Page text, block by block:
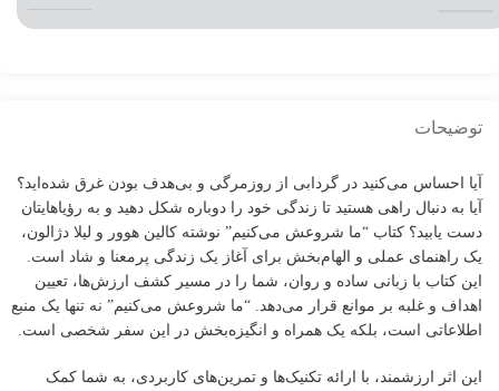
توضیحات
آیا احساس می‌کنید در گردابی از روزمرگی و بی‌هدف بودن غرق شده‌اید؟
آیا به دنبال راهی هستید تا زندگی خود را دوباره شکل دهید و به رؤیاهایتان
دست یابید؟ کتاب “ما شروعش می‌کنیم” نوشته کالین هوور و لیلا دژالون،
یک راهنمای عملی و الهام‌بخش برای آغاز یک زندگی پرمعنا و شاد است.
این کتاب با زبانی ساده و روان، شما را در مسیر کشف ارزش‌ها، تعیین
اهداف و غلبه بر موانع قرار می‌دهد. “ما شروعش می‌کنیم” نه تنها یک منبع
اطلاعاتی است، بلکه یک همراه و انگیزه‌بخش در این سفر شخصی است.
این اثر ارزشمند، با ارائه تکنیک‌ها و تمرین‌های کاربردی، به شما کمک